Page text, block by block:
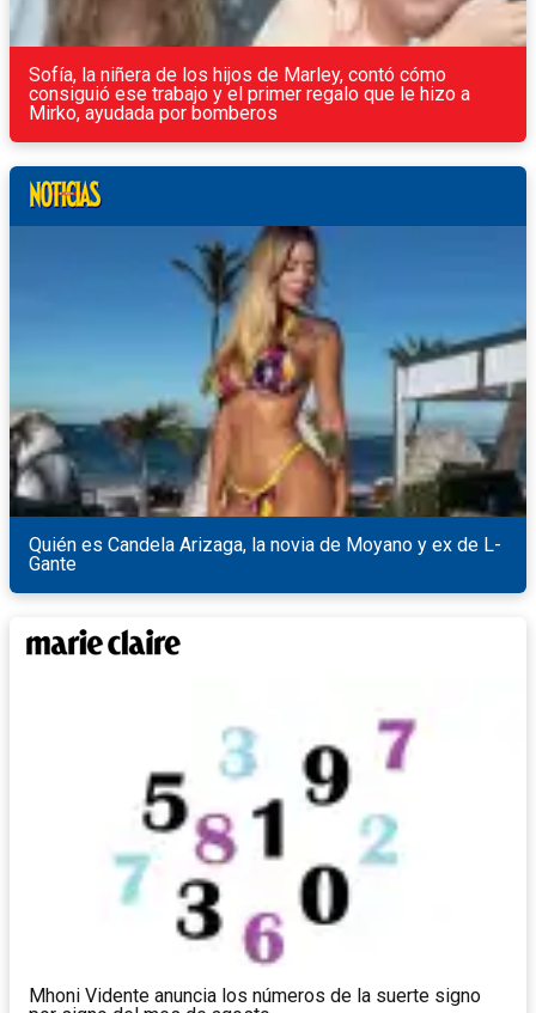
Sofía, la niñera de los hijos de Marley, contó cómo
consiguió ese trabajo y el primer regalo que le hizo a
Mirko, ayudada por bomberos
Quién es Candela Arizaga, la novia de Moyano y ex de L-
Gante
Mhoni Vidente anuncia los números de la suerte signo